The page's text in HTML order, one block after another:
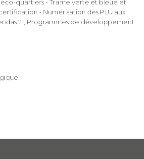
éco-quartiers - Trame verte et bleue et
- Numérisation des PLU aux
21, Programmes de développement